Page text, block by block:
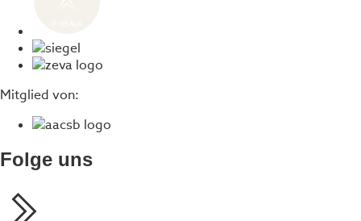
Mitglied von:
Folge uns